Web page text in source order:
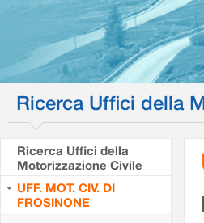
Ricerca Uffici della
Ricerca Uffici della
Motorizzazione Civile
UFF. MOT. CIV. DI
FROSINONE